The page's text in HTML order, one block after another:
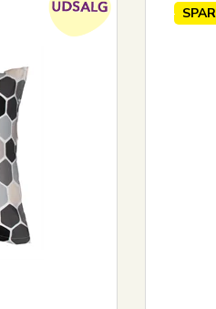
SPAR